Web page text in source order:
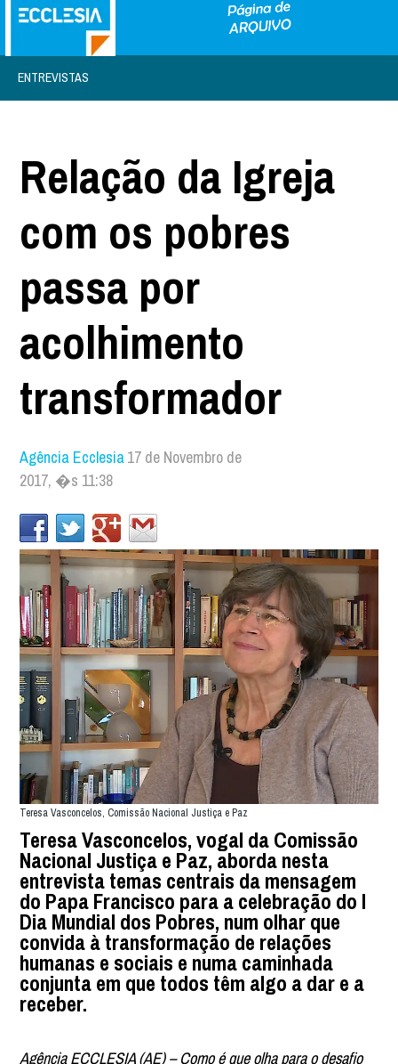
ENTREVISTAS
Relação da Igreja
com os pobres
passa por
acolhimento
transformador
Agência Ecclesia17 de Novembro de
2017, �s 11:38
Teresa Vasconcelos, Comissão Nacional Justiça e Paz
Teresa Vasconcelos, vogal da Comissão
Nacional Justiça e Paz, aborda nesta
entrevista temas centrais da mensagem
do Papa Francisco para a celebração do I
Dia Mundial dos Pobres, num olhar que
convida à transformação de relações
humanas e sociais e numa caminhada
conjunta em que todos têm algo a dar e a
receber.
Agência ECCLESIA (AE) – Como é que olha para o desafio